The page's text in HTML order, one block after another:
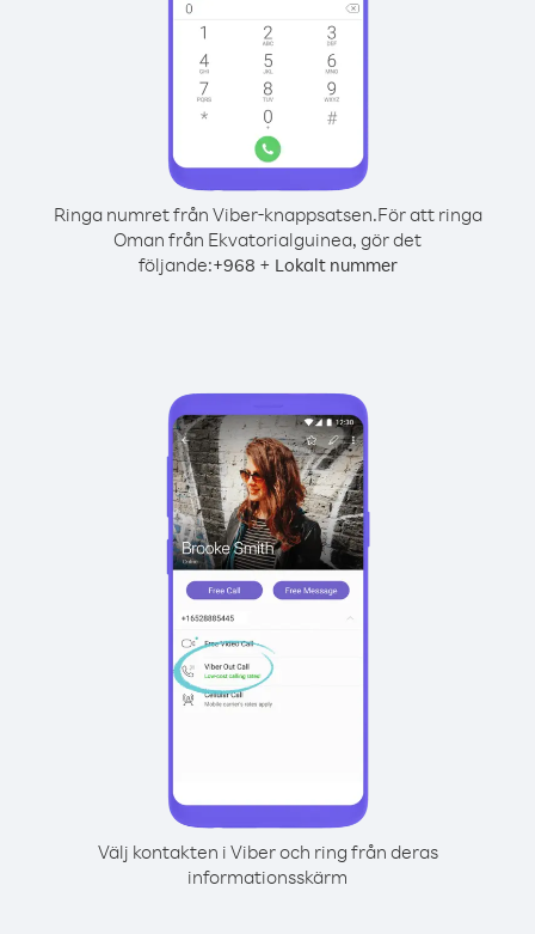
Ringa numret från Viber-knappsatsen.För att ringa
Oman från Ekvatorialguinea, gör det
följande:+968 + Lokalt nummer
Välj kontakten i Viber och ring från deras
informationsskärm